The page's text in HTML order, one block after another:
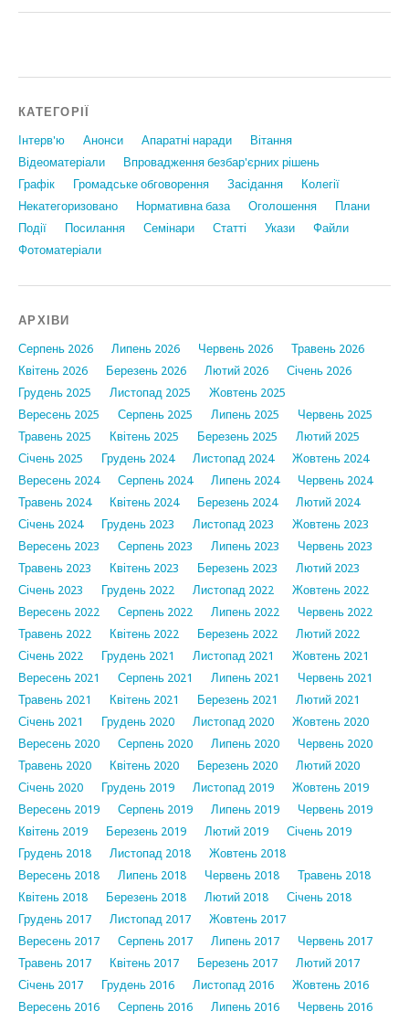
КАТЕГОРІЇ
Інтерв'ю Анонси Апаратні наради
Вiтання
Відеоматеріали
Впровадження безбар'єрних рішень
Графiк
Громадське обговорення Засідання
Колегії
Некатегоризовано
Нормативна база Оголошення
Плани
Події
Посилання Семінари Статтi Укази
Файли
Фотоматеріали
АРХІВИ
Серпень 2026 Липень 2026 Червень 2026
Травень 2026
Квітень 2026
Березень 2026 Лютий 2026
Січень 2026
Грудень 2025
Листопад 2025
Жовтень 2025
Вересень 2025
Серпень 2025 Липень 2025
Червень 2025
Травень 2025
Квітень 2025 Березень 2025
Лютий 2025
Січень 2025
Грудень 2024 Листопад 2024
Жовтень 2024
Вересень 2024
Серпень 2024 Липень 2024
Червень 2024
Травень 2024
Квітень 2024 Березень 2024
Лютий 2024
Січень 2024
Грудень 2023 Листопад 2023
Жовтень 2023
Вересень 2023
Серпень 2023 Липень 2023
Червень 2023
Травень 2023
Квітень 2023 Березень 2023
Лютий 2023
Січень 2023
Грудень 2022 Листопад 2022
Жовтень 2022
Вересень 2022
Серпень 2022 Липень 2022
Червень 2022
Травень 2022
Квітень 2022 Березень 2022
Лютий 2022
Січень 2022
Грудень 2021 Листопад 2021
Жовтень 2021
Вересень 2021
Серпень 2021 Липень 2021
Червень 2021
Травень 2021
Квітень 2021 Березень 2021
Лютий 2021
Січень 2021
Грудень 2020 Листопад 2020
Жовтень 2020
Вересень 2020
Серпень 2020 Липень 2020
Червень 2020
Травень 2020
Квітень 2020 Березень 2020
Лютий 2020
Січень 2020
Грудень 2019 Листопад 2019
Жовтень 2019
Вересень 2019
Серпень 2019 Липень 2019
Червень 2019
Квітень 2019
Березень 2019 Лютий 2019
Січень 2019
Грудень 2018
Листопад 2018
Жовтень 2018
Вересень 2018
Липень 2018 Червень 2018
Травень 2018
Квітень 2018
Березень 2018 Лютий 2018
Січень 2018
Грудень 2017
Листопад 2017
Жовтень 2017
Вересень 2017
Серпень 2017 Липень 2017
Червень 2017
Травень 2017
Квітень 2017 Березень 2017
Лютий 2017
Січень 2017
Грудень 2016 Листопад 2016
Жовтень 2016
Вересень 2016
Серпень 2016 Липень 2016
Червень 2016